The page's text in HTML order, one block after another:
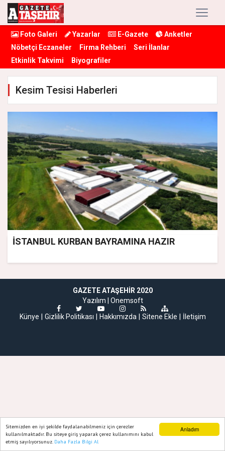
Anladım
Sitemizden en iyi şekilde faydalanabilmeniz için çerezler
kullanılmaktadır. Bu siteye giriş yaparak çerez kullanımını kabul
etmiş sayılıyorsunuz. Daha Fazla Bilgi Al
Foto Galeri Yazarlar E-Gazete
Anketler
Nöbetçi Eczaneler
Firma Rehberi
Seri İlanlar
Etkinlik Takvimi
Biyografiler
Kesim Tesisi Haberleri
İSTANBUL KURBAN BAYRAMINA HAZIR
GAZETE ATAŞEHIR 2020
Yazılım | Onemsoft
Künye
Gizlilik Politikası Hakkımızda Sitene Ekle İletişim
Ana Sayfa Web TV